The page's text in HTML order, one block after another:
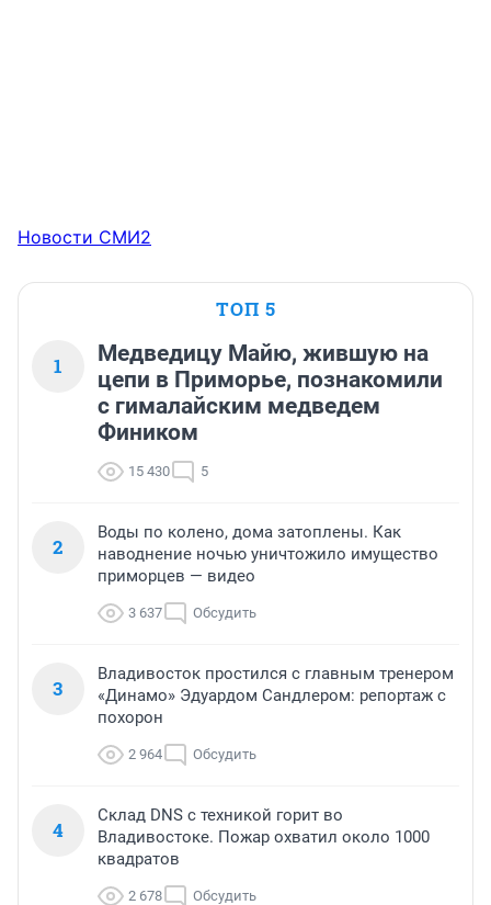
Новости СМИ2
ТОП 5
1
Медведицу Майю, жившую на
цепи в Приморье, познакомили
с гималайским медведем
Фиником
15 430 5
2
Воды по колено, дома затоплены. Как
наводнение ночью уничтожило имущество
приморцев — видео
3 637 Обсудить
3
Владивосток простился с главным тренером
«Динамо» Эдуардом Сандлером: репортаж с
похорон
2 964 Обсудить
4
Склад DNS с техникой горит во
Владивостоке. Пожар охватил около 1000
квадратов
2 678 Обсудить